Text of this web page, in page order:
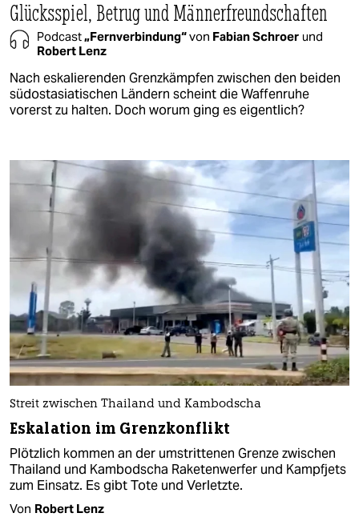
Glücksspiel, Betrug und Männerfreundschaften
Podcast„Fernverbindung“von Fabian Schroer und
Robert Lenz
Nach eskalierenden Grenzkämpfen zwischen den beiden
südostasiatischen Ländern scheint die Waffenruhe
vorerst zu halten. Doch worum ging es eigentlich?
Streit zwischen Thailand und Kambodscha
Eskalation im Grenzkonflikt
Plötzlich kommen an der umstrittenen Grenze zwischen
Thailand und Kambodscha Raketenwerfer und Kampfjets
zum Einsatz. Es gibt Tote und Verletzte.
Von Robert Lenz